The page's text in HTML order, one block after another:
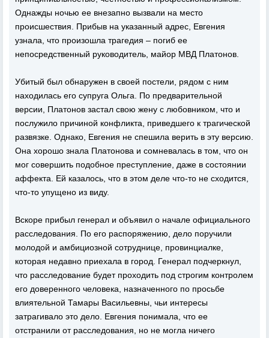
Однажды ночью ее внезапно вызвали на место
происшествия. Прибыв на указанный адрес, Евгения
узнала, что произошла трагедия – погиб ее
непосредственный руководитель, майор МВД Платонов.
Убитый был обнаружен в своей постели, рядом с ним
находилась его супруга Ольга. По предварительной
версии, Платонов застал свою жену с любовником, что и
послужило причиной конфликта, приведшего к трагической
развязке. Однако, Евгения не спешила верить в эту версию.
Она хорошо знала Платонова и сомневалась в том, что он
мог совершить подобное преступление, даже в состоянии
аффекта. Ей казалось, что в этом деле что-то не сходится,
что-то упущено из виду.
Вскоре прибыл генерал и объявил о начале официального
расследования. По его распоряжению, дело поручили
молодой и амбициозной сотруднице, провинциалке,
которая недавно приехала в город. Генерал подчеркнул,
что расследование будет проходить под строгим контролем
его доверенного человека, назначенного по просьбе
влиятельной Тамары Васильевны, чьи интересы
затрагивало это дело. Евгения понимала, что ее
отстранили от расследования, но не могла ничего